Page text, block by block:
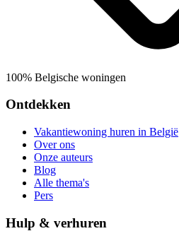
100% Belgische woningen
Ontdekken
Vakantiewoning huren in België
Over ons
Onze auteurs
Blog
Alle thema's
Pers
Hulp & verhuren